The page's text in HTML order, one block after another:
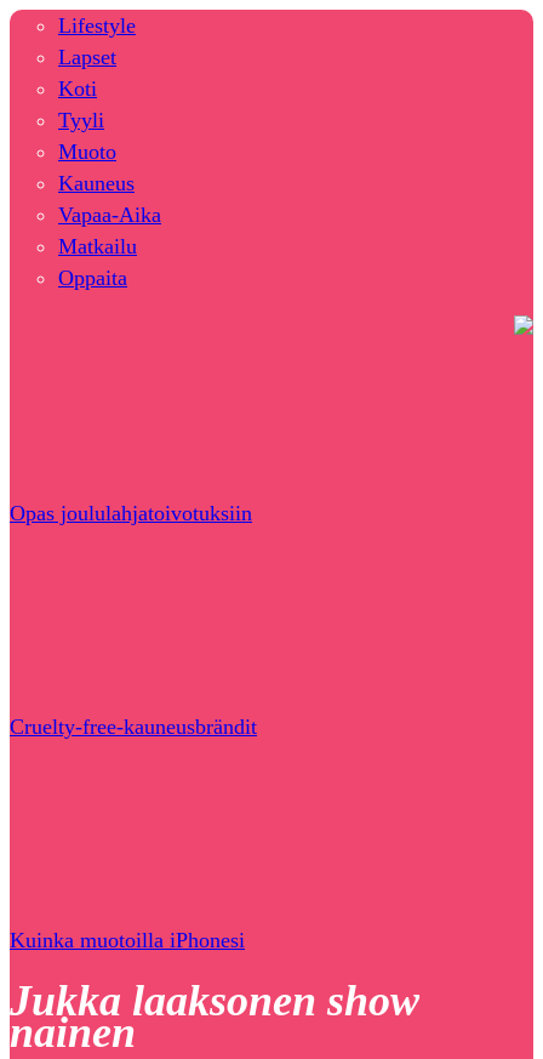
Lifestyle
Lapset
Koti
Tyyli
Muoto
Kauneus
Vapaa-Aika
Matkailu
Oppaita
Opas joululahjatoivotuksiin
Cruelty-free-kauneusbrändit
Kuinka muotoilla iPhonesi
Jukka laaksonen show
nainen